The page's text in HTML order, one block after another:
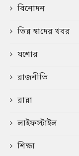
বিনোদন
ভিন্ন স্বা‌দের খবর
যশোর
রাজনীতি
রান্না
লাইফস্টাইল
শিক্ষা